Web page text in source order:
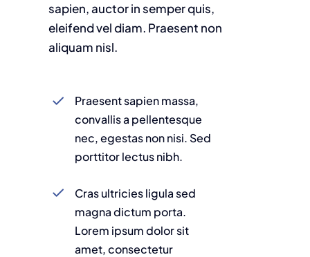
sapien, auctor in semper quis,
eleifend vel diam. Praesent non
aliquam nisl.
Praesent sapien massa,
convallis a pellentesque
nec, egestas non nisi. Sed
porttitor lectus nibh.
Cras ultricies ligula sed
magna dictum porta.
Lorem ipsum dolor sit
amet, consectetur